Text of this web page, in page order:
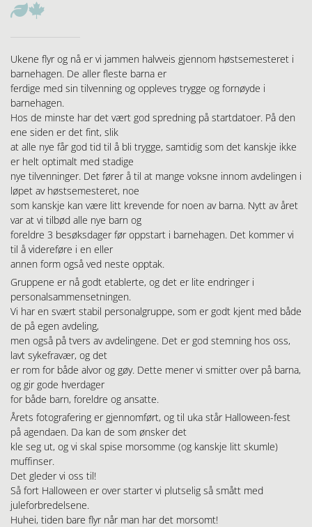

Ukene flyr og nå er vi jammen halvveis gjennom høstsemesteret i
barnehagen. De aller fleste barna er
ferdige med sin tilvenning og oppleves trygge og fornøyde i
barnehagen.
Hos de minste har det vært god spredning på startdatoer. På den
ene siden er det fint, slik
at alle nye får god tid til å bli trygge, samtidig som det kanskje ikke
er helt optimalt med stadige
nye tilvenninger. Det fører å til at mange voksne innom avdelingen i
løpet av høstsemesteret, noe
som kanskje kan være litt krevende for noen av barna. Nytt av året
var at vi tilbød alle nye barn og
foreldre 3 besøksdager før oppstart i barnehagen. Det kommer vi
til å videreføre i en eller
annen form også ved neste opptak.
Gruppene er nå godt etablerte, og det er lite endringer i
personalsammensetningen.
Vi har en svært stabil personalgruppe, som er godt kjent med både
de på egen avdeling,
men også på tvers av avdelingene. Det er god stemning hos oss,
lavt sykefravær, og det
er rom for både alvor og gøy. Dette mener vi smitter over på barna,
og gir gode hverdager
for både barn, foreldre og ansatte.
Årets fotografering er gjennomført, og til uka står Halloween-fest
på agendaen. Da kan de som ønsker det
kle seg ut, og vi skal spise morsomme (og kanskje litt skumle)
muffinser.
Det gleder vi oss til!
Så fort Halloween er over starter vi plutselig så smått med
juleforbredelsene.
Huhei, tiden bare flyr når man har det morsomt!